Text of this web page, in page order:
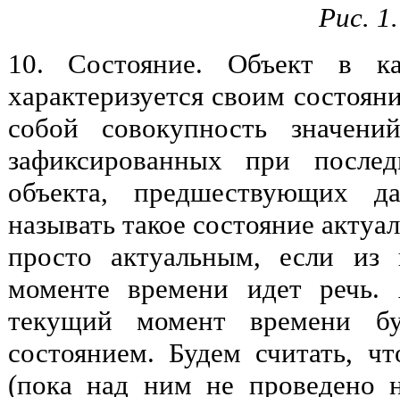
Рис. 1.
10. Состояние. Объект в
характеризуется своим
собой совокупность
зафиксированных при
объекта, предшествующих
называть такое состояние
просто актуальным, если из
моменте времени идет речь.
текущий момент времени
состоянием. Будем считать,
(пока над ним не проведено